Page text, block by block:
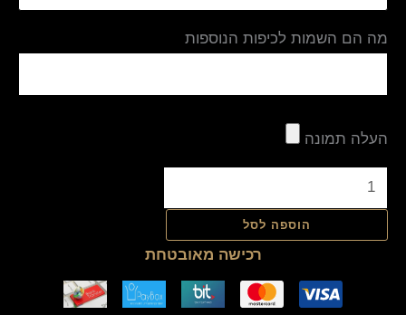
מה הם השמות לכיפות הנוספות
העלה תמונה
הוספה לסל
רכישה מאובטחת